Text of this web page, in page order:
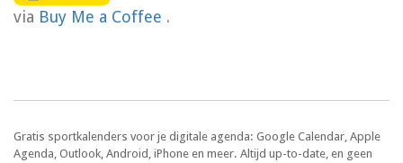
via Buy Me a Coffee .
Gratis sportkalenders voor je digitale agenda: Google Calendar, Apple
Agenda, Outlook, Android, iPhone en meer. Altijd up-to-date, en geen